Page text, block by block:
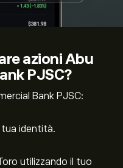
azioni Abu
PJSC?
Bank PJSC:
tua identità.
utilizzando il tuo